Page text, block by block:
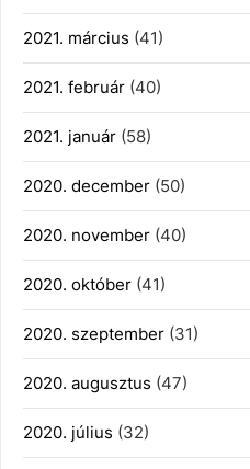
2021. március (41)
2021. február (40)
2021. január (58)
2020. december (50)
2020. november (40)
2020. október (41)
2020. szeptember (31)
2020. augusztus (47)
2020. július (32)